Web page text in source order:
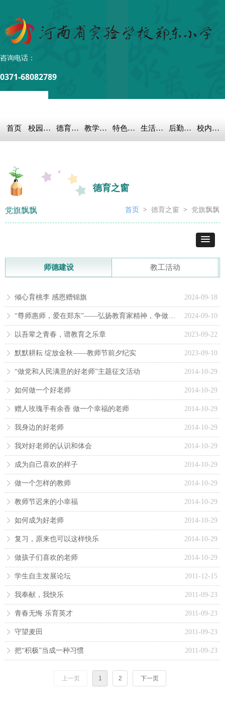
0371-68082789
咨询电话：
首页 校园概况 德育之窗 教学科研 特色教育 生活教育 后勤保障 校内链接
德育之窗
党旗飘飘 首页 > 德育之窗 > 党旗飘飘
师德建设 教工活动
2024-09-18
ꁕ 倾心育桃李 感恩赠锦旗
2024-09-10
ꁕ “尊师惠师，爱在郑东”——弘扬教育家精神，争做新时代“大先生”
2023-09-22
ꁕ 以吾辈之青春，谱教育之乐章
2023-09-10
ꁕ 默默耕耘 绽放金秋——教师节前夕纪实
2014-10-29
ꁕ “做党和人民满意的好老师”主题征文活动
2014-10-29
ꁕ 如何做一个好老师
2014-10-29
ꁕ 赠人玫瑰手有余香 做一个幸福的老师
2014-10-29
ꁕ 我身边的好老师
2014-10-29
ꁕ 我对好老师的认识和体会
2014-10-29
ꁕ 成为自己喜欢的样子
2014-10-29
ꁕ 做一个怎样的教师
2014-10-29
ꁕ 教师节迟来的小幸福
2014-10-29
ꁕ 如何成为好老师
2014-10-29
ꁕ 复习，原来也可以这样快乐
2014-10-29
ꁕ 做孩子们喜欢的老师
2011-12-15
ꁕ 学生自主发展论坛
2011-09-23
ꁕ 我奉献，我快乐
2011-09-23
ꁕ 青春无悔 乐育英才
2011-09-23
ꁕ 守望麦田
2011-09-23
ꁕ 把“积极”当成一种习惯
上一页 1 2 下一页